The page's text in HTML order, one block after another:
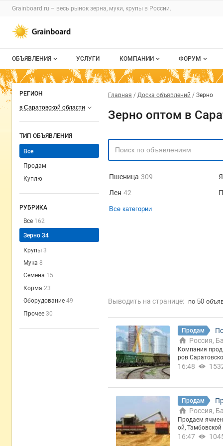
Grainboard.ru – весь рынок зерна, муки, крупы в России.
ОБЪЯВЛЕНИЯ
Все объявления
УСЛУГИ КОМПАНИИ
О каталоге компаний
Моя компания
Платное размещение
ФОРУМ
Все темы
С моим
РЕГИОН
в Саратовской области
ТИП ОБЪЯВЛЕНИЯ
Все
Продам
Куплю
РУБРИКА
Все 162
Зерно 34
Крупы 3
Мука 8
Семена 15
Корма 23
Оборудование 49
Прочее 30
Главная Доска объявлений Зерно
Зерно оптом в
Пшеница 309
Лен 42
Все категории
Выводить на странице: по 50
Продам
Россия,
Компания продаст
ров
бластей.
16:48
Продам
Россия,
Продаем ячмень урожай
ой, Тамбовской областях.. Работаем с ндс. Вопросы в личку и
ли по телефону.
16:47